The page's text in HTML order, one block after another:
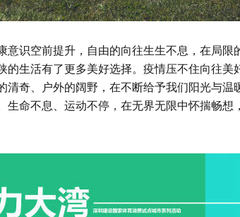
意识空前提升，自由的向往生生不息，在局限
的生活有了更多美好选择。疫情压不住向往美
清奇、户外的阔野，在不断给予我们阳光与温
生命不息、运动不停，在无界无限中怀揣畅想